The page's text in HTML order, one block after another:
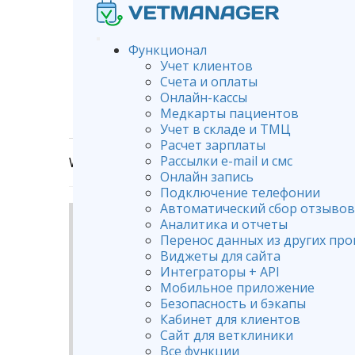
Функционал
Учет клиентов
Счета и оплаты
Онлайн-кассы
Медкарты пациентов
Учет в складе и ТМЦ
Расчет зарплаты
Рассылки e-mail и смс
Онлайн запись
Подключение телефонии
Автоматический сбор отзывов
Аналитика и отчеты
Перенос данных из других
Виджеты для сайта
Интеграторы + API
Мобильное приложение
Безопасность и бэкапы
Кабинет для клиентов
Сайт для ветклиники
Все функции
Wiki Оплата программы Порядок оплаты